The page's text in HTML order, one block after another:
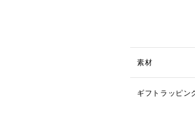
素材
ギフトラッピン